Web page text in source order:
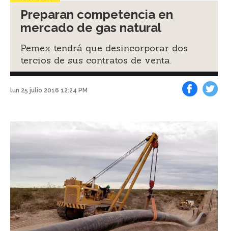
Preparan competencia en
mercado de gas natural
Pemex tendrá que desincorporar dos
tercios de sus contratos de venta.
lun 25 julio 2016 12:24 PM